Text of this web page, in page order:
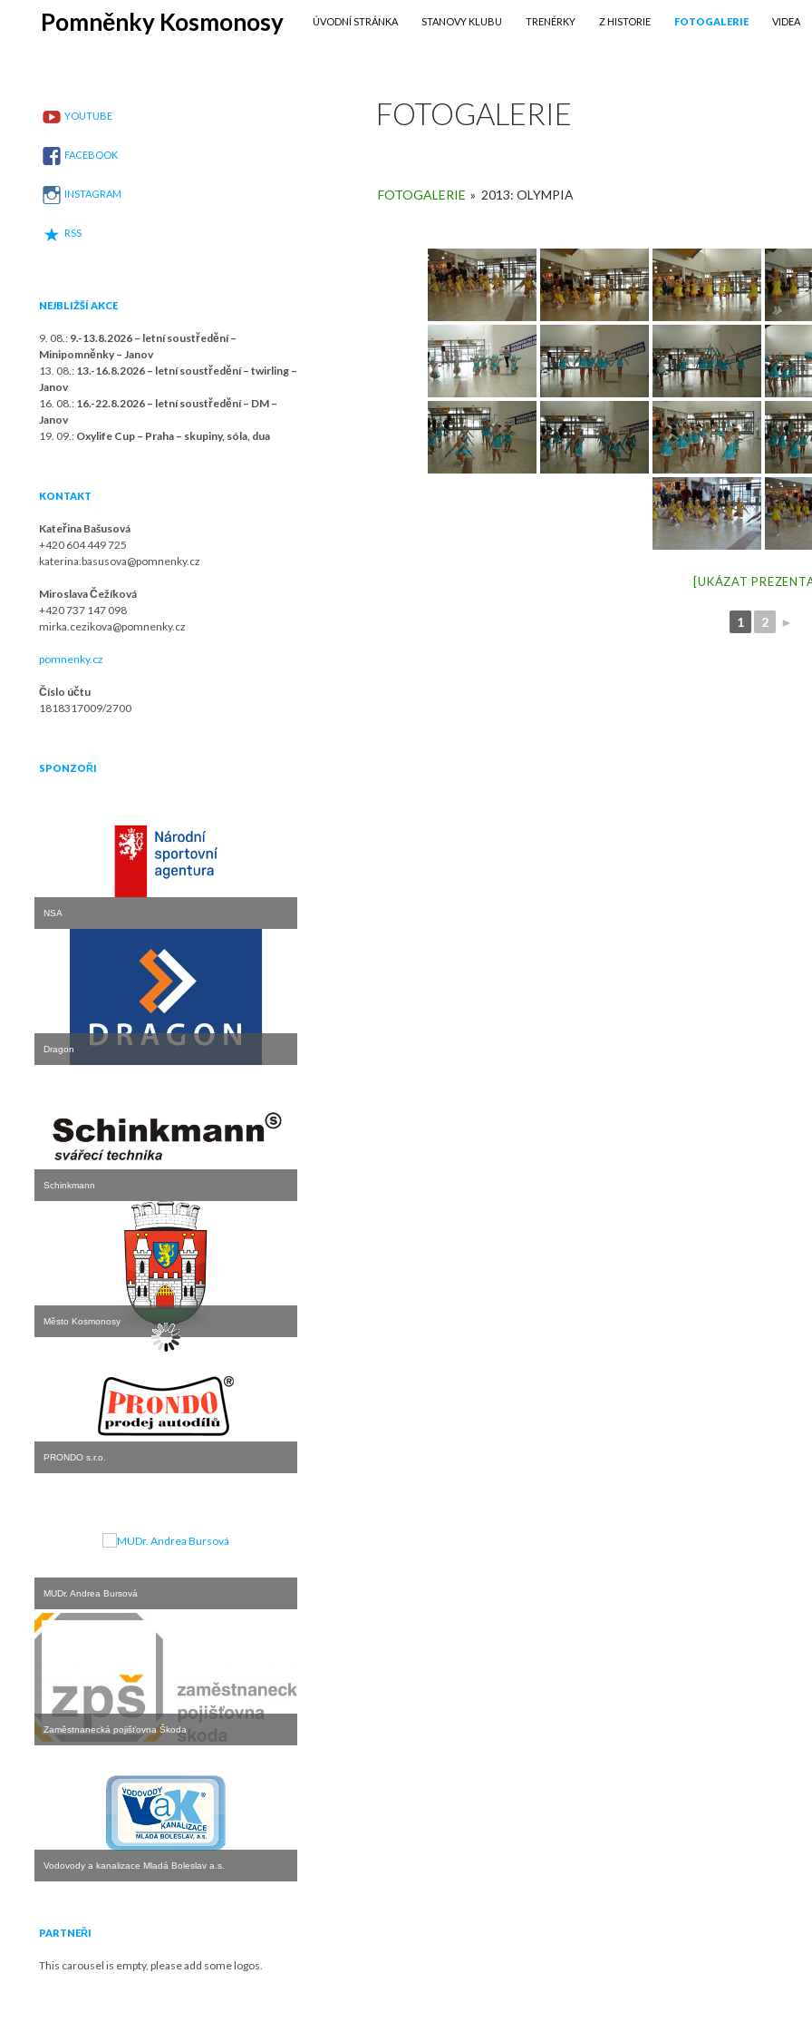
Pomněnky Kosmonosy
Search
ÚVODNÍ STRÁNKA
STANOVY KLUBU TRENÉRKY Z HISTORIE FOTOGALERIE VIDEA
FOTOGALERIE
FOTOGALERIE » 2013: OLYMPIA
[UKÁZAT
1 2 ►
YOUTUBE
FACEBOOK
INSTAGRAM
RSS
NEJBLIŽŠÍ AKCE
9. 08.: 9.-13.8.2026 – letní soustředění –
Minipomněnky – Janov
13. 08.: 13.-16.8.2026 – letní soustředění – twirling –
Janov
16. 08.: 16.-22.8.2026 – letní soustředění – DM –
Janov
19. 09.: Oxylife Cup – Praha – skupiny, sóla, dua
KONTAKT
Kateřina Bašusová
+420 604 449 725
katerina.basusova@pomnenky.cz
Miroslava Čežíková
+420 737 147 098
mirka.cezikova@pomnenky.cz
pomnenky.cz
Číslo účtu
1818317009/2700
SPONZOŘI
NSA
Dragon
Schinkmann
Město Kosmonosy
PRONDO s.r.o.
MUDr. Andrea Bursová
Zaměstnanecká pojišťovna Škoda
Vodovody a kanalizace Mladá Boleslav a.s.
PARTNEŘI
This carousel is empty, please add some logos.